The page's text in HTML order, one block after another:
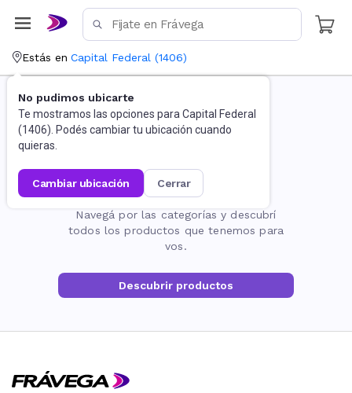
Estás en Capital Federal (1406)
No pudimos ubicarte
Te mostramos las opciones para Capital Federal
(1406). Podés cambiar tu ubicación cuando
quieras.
cambiar ubicación cerrar
La página no existe
Navegá por las categorías y descubrí
todos los productos que tenemos para
vos.
Descubrir productos